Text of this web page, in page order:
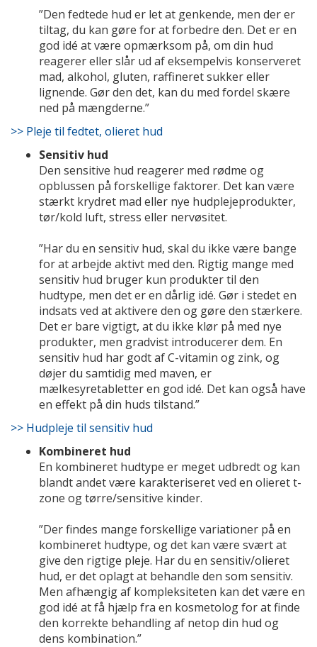
”Den fedtede hud er let at genkende, men der er
tiltag, du kan gøre for at forbedre den. Det er en
god idé at være opmærksom på, om din hud
reagerer eller slår ud af eksempelvis konserveret
mad, alkohol, gluten, raffineret sukker eller
lignende. Gør den det, kan du med fordel skære
ned på mængderne.”
>> Pleje til fedtet, olieret hud
Sensitiv hud
Den sensitive hud reagerer med rødme og
opblussen på forskellige faktorer. Det kan være
stærkt krydret mad eller nye hudplejeprodukter,
tør/kold luft, stress eller nervøsitet.
”Har du en sensitiv hud, skal du ikke være bange
for at arbejde aktivt med den. Rigtig mange med
sensitiv hud bruger kun produkter til den
hudtype, men det er en dårlig idé. Gør i stedet en
indsats ved at aktivere den og gøre den stærkere.
Det er bare vigtigt, at du ikke klør på med nye
produkter, men gradvist introducerer dem. En
sensitiv hud har godt af C-vitamin og zink, og
døjer du samtidig med maven, er
mælkesyretabletter en god idé. Det kan også have
en effekt på din huds tilstand.”
>> Hudpleje til sensitiv hud
Kombineret hud
En kombineret hudtype er meget udbredt og kan
blandt andet være karakteriseret ved en olieret t-
zone og tørre/sensitive kinder.
”Der findes mange forskellige variationer på en
kombineret hudtype, og det kan være svært at
give den rigtige pleje. Har du en sensitiv/olieret
hud, er det oplagt at behandle den som sensitiv.
Men afhængig af kompleksiteten kan det være en
god idé at få hjælp fra en kosmetolog for at finde
den korrekte behandling af netop din hud og
dens kombination.”